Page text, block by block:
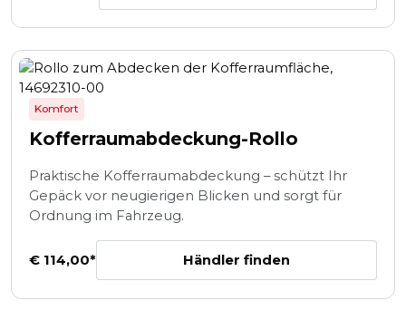
Komfort
Kofferraumabdeckung-Rollo
Praktische Kofferraumabdeckung – schützt Ihr
Gepäck vor neugierigen Blicken und sorgt für
Ordnung im Fahrzeug.
€ 114,00* Händler finden